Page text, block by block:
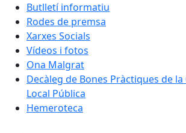
Butlletí informatiu
Rodes de premsa
Xarxes Socials
Vídeos i fotos
Ona Malgrat
Decàleg de Bones Pràctiques de
Local Pública
Hemeroteca